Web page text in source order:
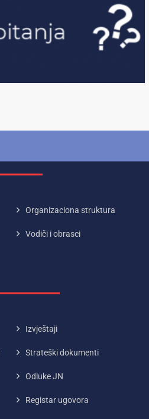
Organizaciona struktura
Vodiči i obrasci
Izvještaji
Strateški dokumenti
Odluke JN
Registar ugovora